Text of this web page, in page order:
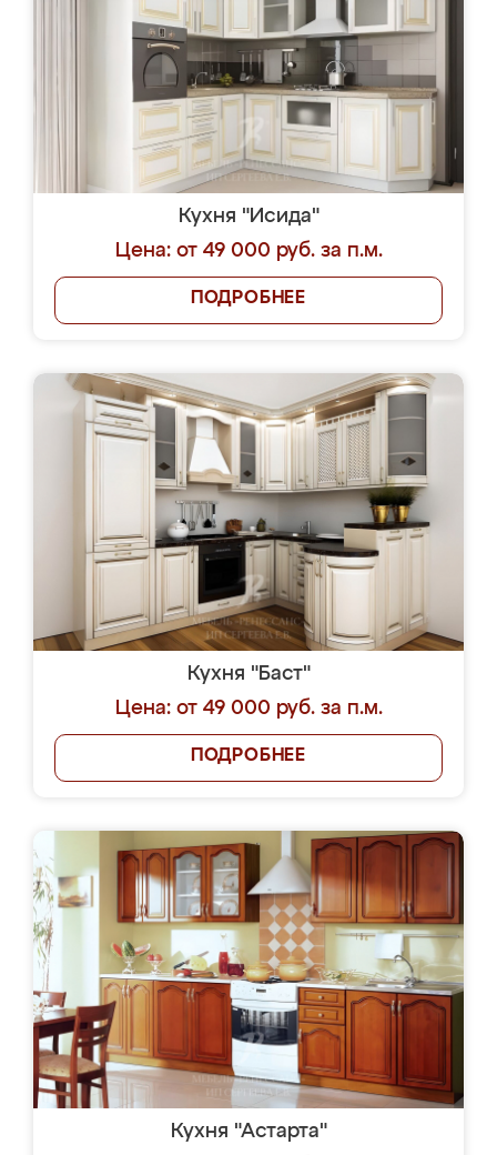
Кухня "Исида"
Цена: от 49 000 руб. за п.м.
ПОДРОБНЕЕ
Кухня "Баст"
Цена: от 49 000 руб. за п.м.
ПОДРОБНЕЕ
Кухня "Астарта"